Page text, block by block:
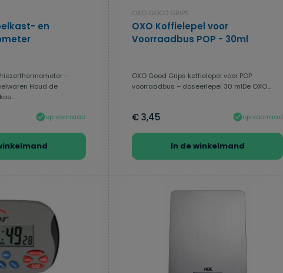
en
–
Houd de
op voorraad
OXO GOOD GRIPS
OXO Koffielepel voor
Voorraadbus POP - 30ml
OXO Good Grips koffielepel voor POP
voorraadbus – doseerlepel 30 mlDe OXO...
€ 3,45 op voorraad
In de winkelmand